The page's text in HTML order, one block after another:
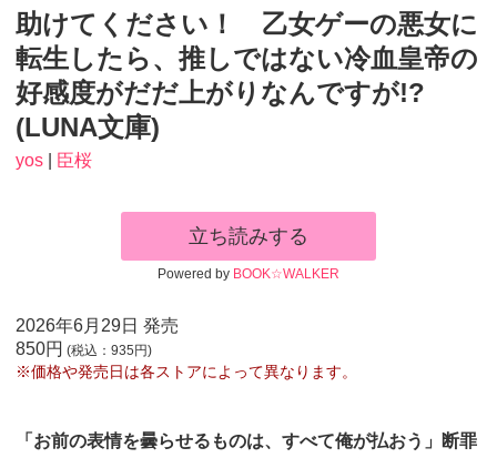
助けてください！ 乙女ゲーの悪女に
転生したら、推しではない冷血皇帝の
好感度がだだ上がりなんですが!?
(LUNA文庫)
yos 臣桜
立ち読みする
Powered by BOOK☆WALKER
2026年6月29日 発売
850円 (税込：935円)
※価格や発売日は各ストアによって異なります。
「お前の表情を曇らせるものは、すべて俺が払おう」断罪